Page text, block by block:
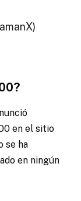
en el sitio
se ha
en ningún